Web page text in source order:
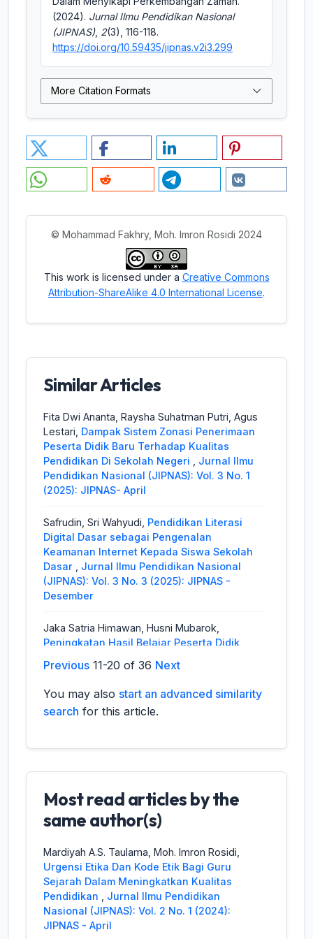
(2024). Jurnal Ilmu Pendidikan Nasional
(JIPNAS), 2(3), 116-118.
https://doi.org/10.59435/jipnas.v2i3.299
More Citation Formats
© Mohammad Fakhry, Moh. Imron Rosidi 2024
This work is licensed under a Creative Commons
Attribution-ShareAlike 4.0 International License.
Similar Articles
Fita Dwi Ananta, Raysha Suhatman Putri, Agus
Lestari, Dampak Sistem Zonasi Penerimaan
Peserta Didik Baru Terhadap Kualitas
Pendidikan Di Sekolah Negeri
Jurnal Ilmu
Pendidikan Nasional (JIPNAS): Vol. 3 No. 1
(2025): JIPNAS- April
Safrudin, Sri Wahyudi, Pendidikan Literasi
Digital Dasar sebagai Pengenalan
Keamanan Internet Kepada Siswa Sekolah
Dasar
Jurnal Ilmu Pendidikan Nasional
(JIPNAS): Vol. 3 No. 3 (2025): JIPNAS -
Desember
Jaka Satria Himawan, Husni Mubarok,
Peningkatan Hasil Belajar Peserta Didik
Kelas IV, Jurnal Ilmu Pendidikan Nasional
Wulan Putri, Darmuji Darmuji, Khuswatun
Kooperatif Tipe Group Investigation (GI)
Lencir
,
Jurnal Ilmu Pendidikan Nasional
(JIPNAS): Vol. 2 No. 3 (2024): JIPNAS -
Desember
Husni Mubarok,Studi Literatur
Menumbuhkan Motivasi Belajar Siswa
Melalui Strategi Pembelajaran
Berdiferensiasi Dalam Konteks Pedagogi
Jurnal Ilmu Pendidikan Nasional (JIPNAS):
Vol. 1 No. 1 (2023): JIPNAS - April
Previous 11-20 of 36 Next
You may also start an advanced similarity
search for this article.
Most read articles by the
same author(s)
Mardiyah A.S. Taulama, Moh. Imron Rosidi,
Urgensi Etika Dan Kode Etik Bagi Guru
Sejarah Dalam Meningkatkan Kualitas
Pendidikan
Jurnal Ilmu Pendidikan
Nasional (JIPNAS): Vol. 2 No. 1 (2024):
JIPNAS - April